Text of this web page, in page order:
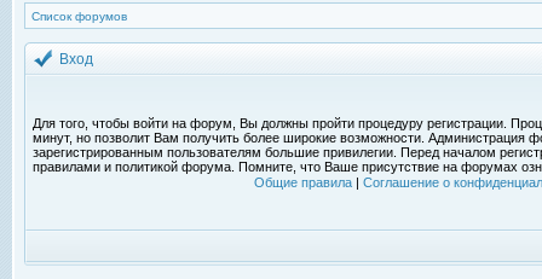
Список форумов
Вход
Для того, чтобы войти на форум, Вы должны пройти процедуру регистрации.
минут, но позволит Вам получить более широкие возможности. Администрация
зарегистрированным пользователям большие привилегии. Перед началом
правилами и политикой форума. Помните, что Ваше присутствие на форумах
Общие правила| Соглашение о